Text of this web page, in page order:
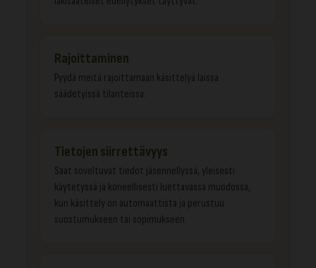
Rajoittaminen
Pyydä meitä rajoittamaan käsittelyä laissa
säädetyissä tilanteissa.
Tietojen siirrettävyys
Saat soveltuvat tiedot jäsennellyssä, yleisesti
käytetyssä ja koneellisesti luettavassa muodossa,
kun käsittely on automaattista ja perustuu
suostumukseen tai sopimukseen.